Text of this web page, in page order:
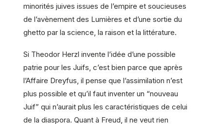
minorités juives issues de l’empire et soucieuses
de l’avènement des Lumières et d’une sortie du
ghetto par la science, la raison et la littérature.
Si Theodor Herzl invente l’idée d’une possible
patrie pour les Juifs, c’est bien parce que après
l’Affaire Dreyfus, il pense que l’assimilation n’est
plus possible et qu’il faut inventer un “nouveau
Juif” qui n’aurait plus les caractéristiques de celui
de la diaspora. Quant à Freud, il ne veut rien